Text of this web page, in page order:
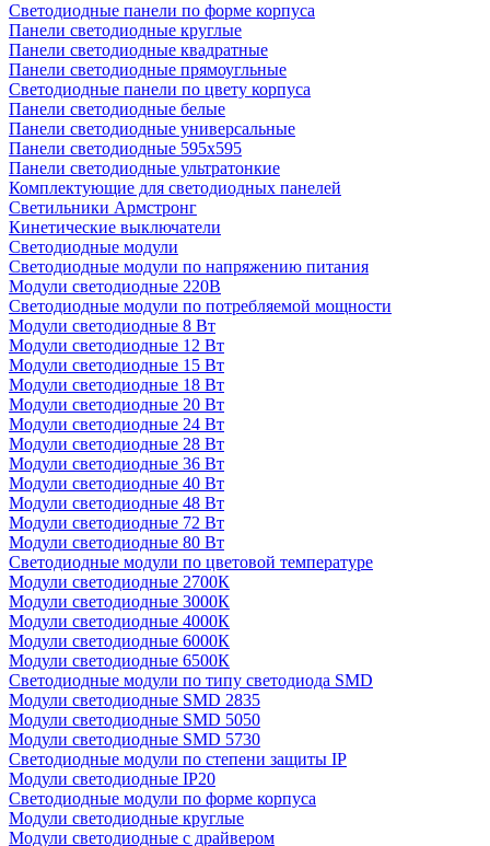
Светодиодные панели по форме корпуса
Панели светодиодные круглые
Панели светодиодные квадратные
Панели светодиодные прямоугльные
Светодиодные панели по цвету корпуса
Панели светодиодные белые
Панели светодиодные универсальные
Панели светодиодные 595х595
Панели светодиодные ультратонкие
Комплектующие для светодиодных панелей
Светильники Армстронг
Кинетические выключатели
Светодиодные модули
Светодиодные модули по напряжению питания
Модули светодиодные 220В
Светодиодные модули по потребляемой мощности
Модули светодиодные 8 Вт
Модули светодиодные 12 Вт
Модули светодиодные 15 Вт
Модули светодиодные 18 Вт
Модули светодиодные 20 Вт
Модули светодиодные 24 Вт
Модули светодиодные 28 Вт
Модули светодиодные 36 Вт
Модули светодиодные 40 Вт
Модули светодиодные 48 Вт
Модули светодиодные 72 Вт
Модули светодиодные 80 Вт
Светодиодные модули по цветовой температуре
Модули светодиодные 2700К
Модули светодиодные 3000К
Модули светодиодные 4000К
Модули светодиодные 6000К
Модули светодиодные 6500К
Светодиодные модули по типу светодиода SMD
Модули светодиодные SMD 2835
Модули светодиодные SMD 5050
Модули светодиодные SMD 5730
Светодиодные модули по степени защиты IP
Модули светодиодные IP20
Светодиодные модули по форме корпуса
Модули светодиодные круглые
Модули светодиодные с драйвером